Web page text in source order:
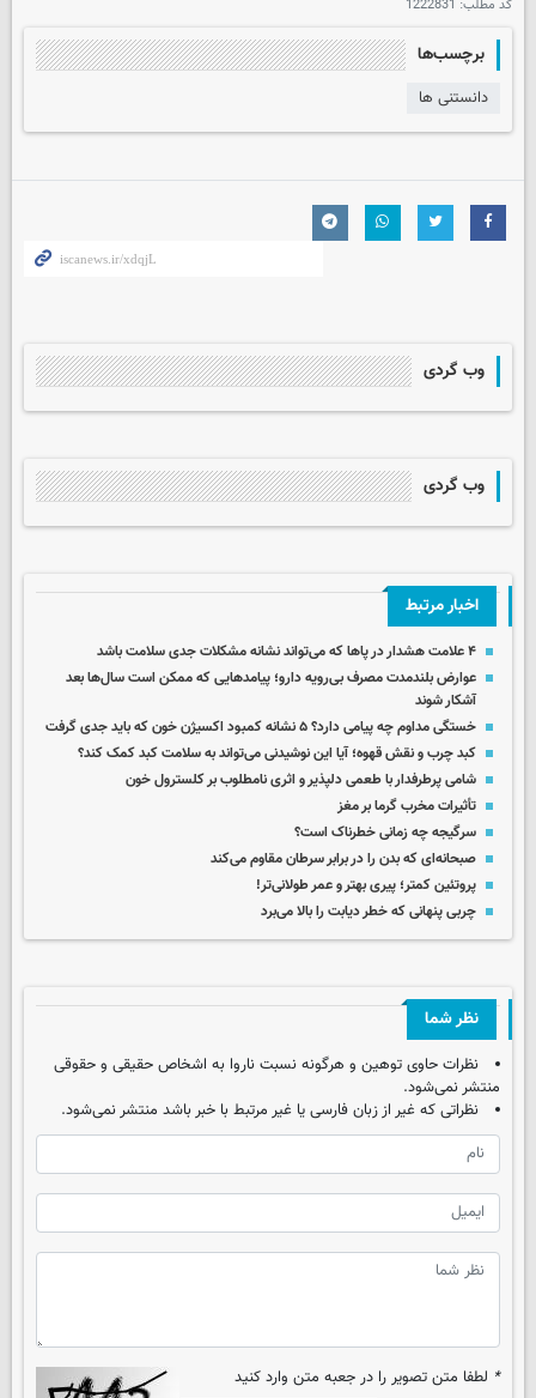
کد مطلب: 1222831
برچسب‌ها
دانستنی ها
وب گردی
وب گردی
اخبار مرتبط
۴ علامت هشدار در پاها که می‌تواند نشانه مشکلات جدی سلامت باشد
عوارض بلندمدت مصرف بی‌رویه دارو؛ پیامدهایی که ممکن است سال‌ها بعد
آشکار شوند
خستگی مداوم چه پیامی دارد؟ ۵ نشانه کمبود اکسیژن خون که باید جدی گرفت
کبد چرب و نقش قهوه؛ آیا این نوشیدنی می‌تواند به سلامت کبد کمک کند؟
شامی پرطرفدار با طعمی دلپذیر و اثری نامطلوب بر کلسترول خون
تأثیرات مخرب گرما بر مغز
سرگیجه چه زمانی خطرناک است؟
صبحانه‌ای که بدن‌ را در برابر سرطان مقاوم‌ می‌کند
پروتئین کمتر؛ پیری بهتر و عمر طولانی‌تر!
چربی پنهانی که خطر دیابت را بالا می‌برد
نظر شما
نظرات حاوی توهین و هرگونه نسبت ناروا به اشخاص حقیقی و حقوقی
منتشر نمی‌شود.
نظراتی که غیر از زبان فارسی یا غیر مرتبط با خبر باشد منتشر نمی‌شود.
* لطفا متن تصویر را در جعبه متن وارد کنید